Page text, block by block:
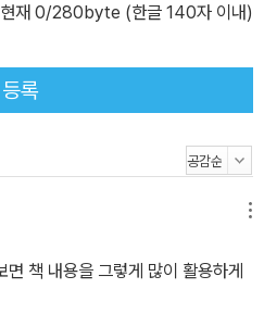
대비 ④ OPIc에 나오는
이디어 &
현재 0/280byte (한글 140자 이내)
등록
책 내용을 그렇게 많이 활용하게